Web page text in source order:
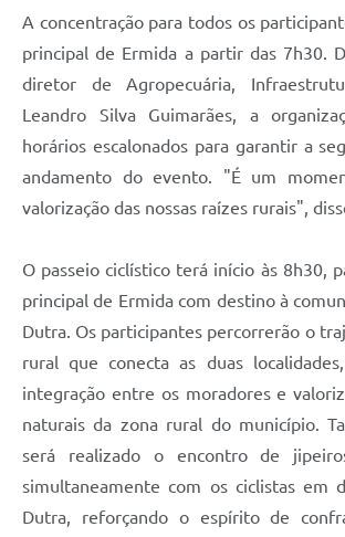
A concentração para todos os
principal de Ermida a partir das 7h30.
diretor de Agropecuária,
Leandro Silva Guimarães, a
horários escalonados para garantir a
andamento do evento. "É um
valorização das nossas raízes rurais",
O passeio ciclístico terá início às 8h30,
principal de Ermida com destino à
Dutra. Os participantes percorrerão o
rural que conecta as duas
integração entre os moradores e
naturais da zona rural do município.
será realizado o encontro de
simultaneamente com os ciclistas em
Dutra, reforçando o espírito de